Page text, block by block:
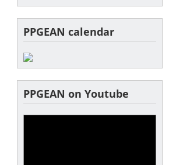
PPGEAN calendar
PPGEAN on Youtube